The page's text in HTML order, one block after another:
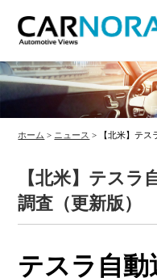
ホーム > ニュース > 【北米】テ
【北米】テスラ
調査（更新版）
テスラ自